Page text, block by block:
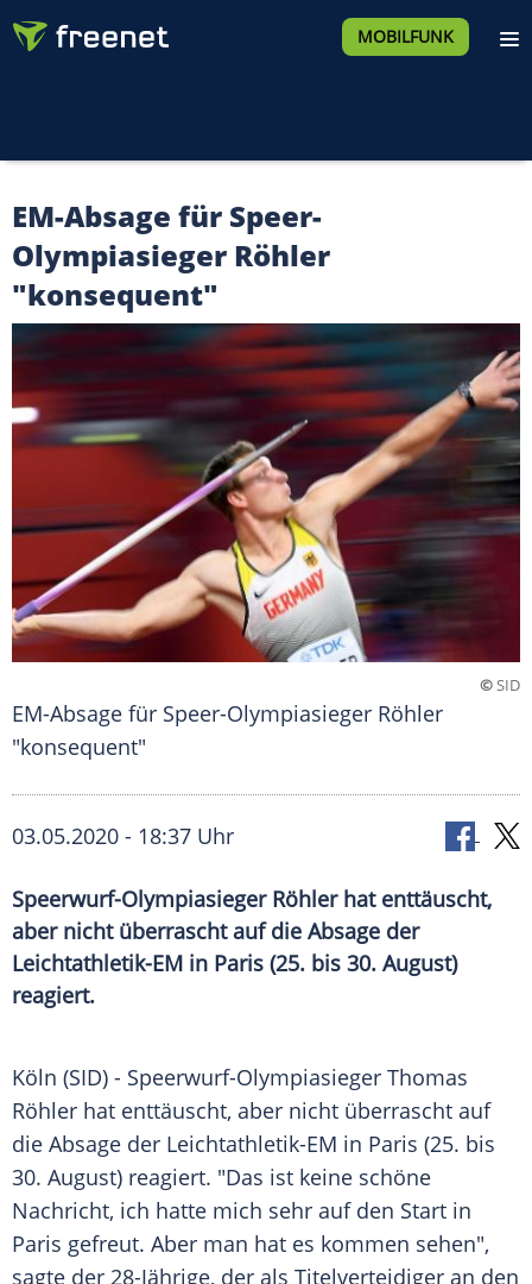
MOBILFUNK
EM-Absage für Speer-
Olympiasieger Röhler
"konsequent"
©SID
EM-Absage für Speer-Olympiasieger Röhler
"konsequent"
03.05.2020 - 18:37 Uhr
Speerwurf-Olympiasieger Röhler hat enttäuscht,
aber nicht überrascht auf die Absage der
Leichtathletik-EM in Paris (25. bis 30. August)
reagiert.
Köln (SID) - Speerwurf-Olympiasieger Thomas
Röhler hat enttäuscht, aber nicht überrascht auf
die Absage der Leichtathletik-EM in Paris (25. bis
30. August) reagiert. "Das ist keine schöne
Nachricht, ich hatte mich sehr auf den Start in
Paris gefreut. Aber man hat es kommen sehen",
sagte der 28-Jährige, der als Titelverteidiger an den